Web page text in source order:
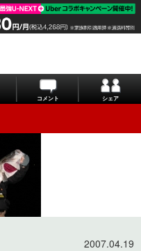
コメント シェア
2007.04.19